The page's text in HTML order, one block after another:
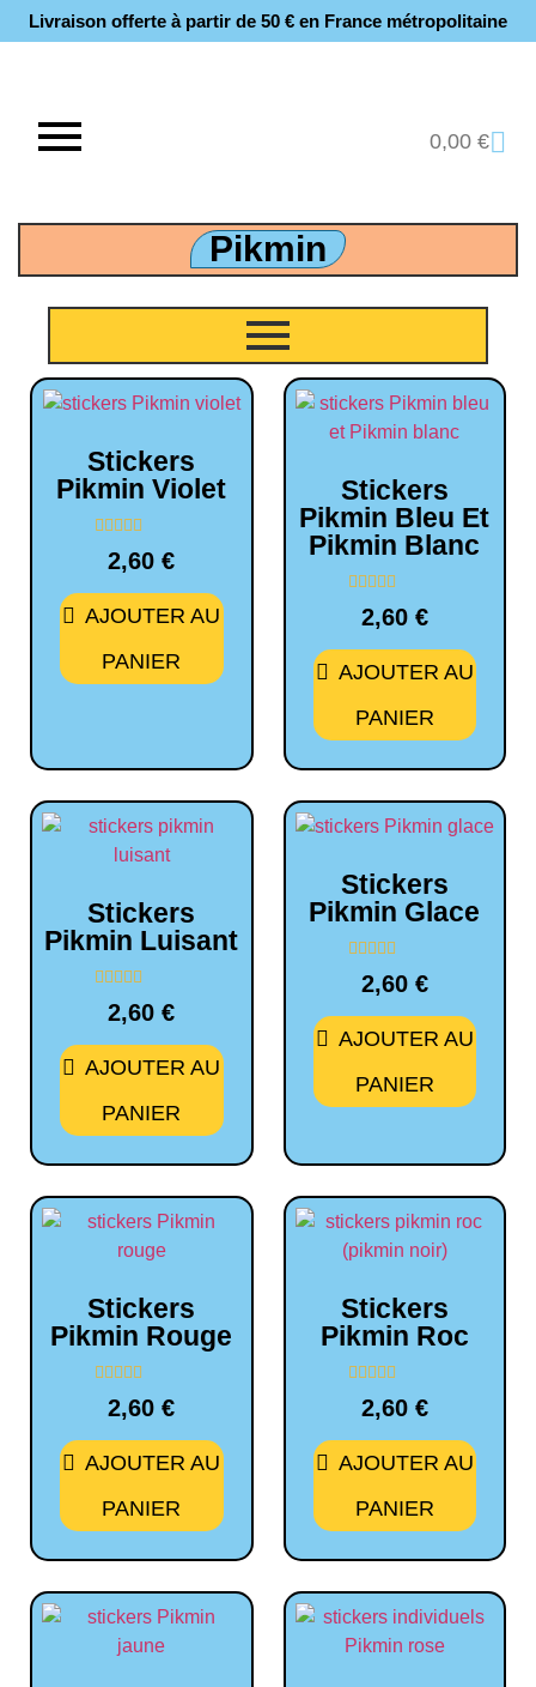
Livraison offerte à partir de 50 € en France métropolitaine​
0,00€
Pikmin
Stickers
Pikmin Violet
Note
2,60€
AJOUTER AU
PANIER
Stickers
Pikmin Bleu Et
Pikmin Blanc
Note
2,60 €
AJOUTER AU
PANIER
Stickers
Pikmin Luisant
Note
2,60€
AJOUTER AU
PANIER
Stickers
Pikmin Glace
Note
2,60 €
AJOUTER AU
PANIER
Stickers
Pikmin Rouge
Note
2,60€
AJOUTER AU
PANIER
Stickers
Pikmin Roc
Note
2,60 €
AJOUTER AU
PANIER